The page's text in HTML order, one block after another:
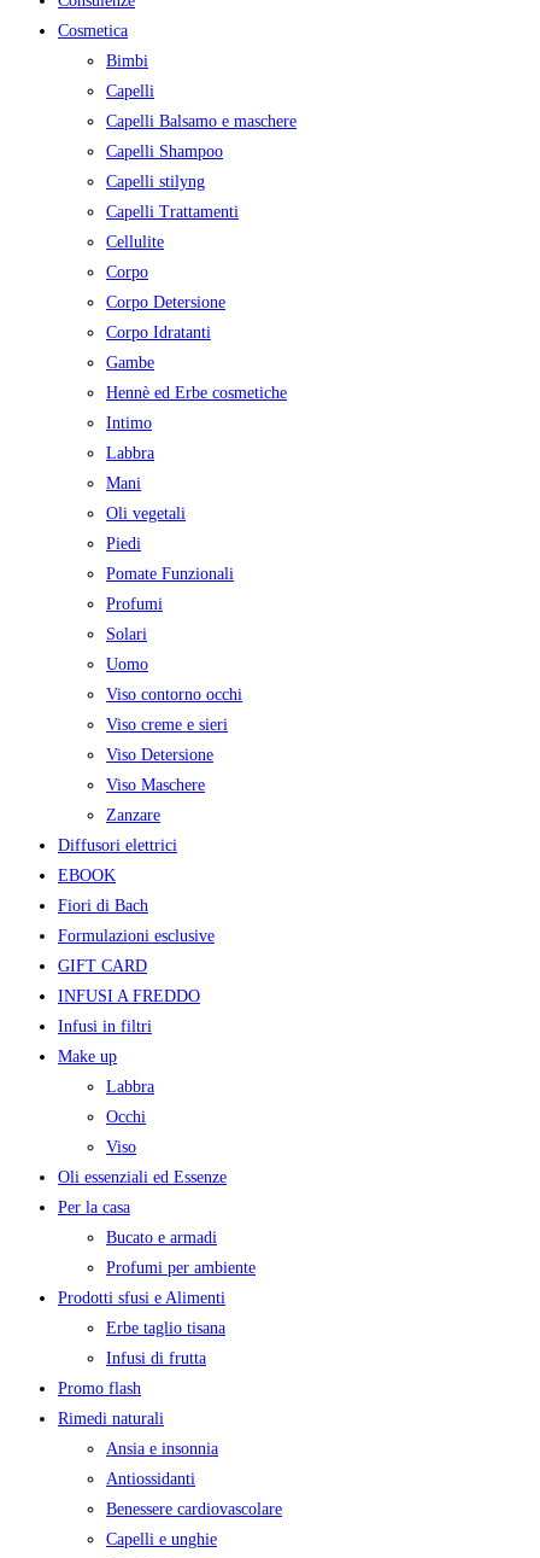
pagina
Cosmetica
Bimbi
Capelli
Capelli Balsamo e maschere
Capelli Shampoo
Capelli stilyng
Capelli Trattamenti
Cellulite
Corpo
Corpo Detersione
Corpo Idratanti
Gambe
Hennè ed Erbe cosmetiche
Intimo
Labbra
Mani
Oli vegetali
Piedi
Pomate Funzionali
Profumi
Solari
Uomo
Viso contorno occhi
Viso creme e sieri
Viso Detersione
Viso Maschere
Zanzare
Diffusori elettrici
EBOOK
Fiori di Bach
Formulazioni esclusive
GIFT CARD
INFUSI A FREDDO
Infusi in filtri
Make up
Labbra
Occhi
Viso
Oli essenziali ed Essenze
Per la casa
Bucato e armadi
Profumi per ambiente
Prodotti sfusi e Alimenti
Erbe taglio tisana
Infusi di frutta
Promo flash
Rimedi naturali
Ansia e insonnia
Antiossidanti
Benessere cardiovascolare
Capelli e unghie